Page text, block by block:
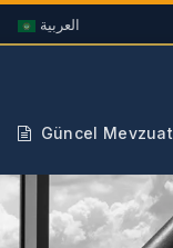
العربية
Güncel Mevzuat